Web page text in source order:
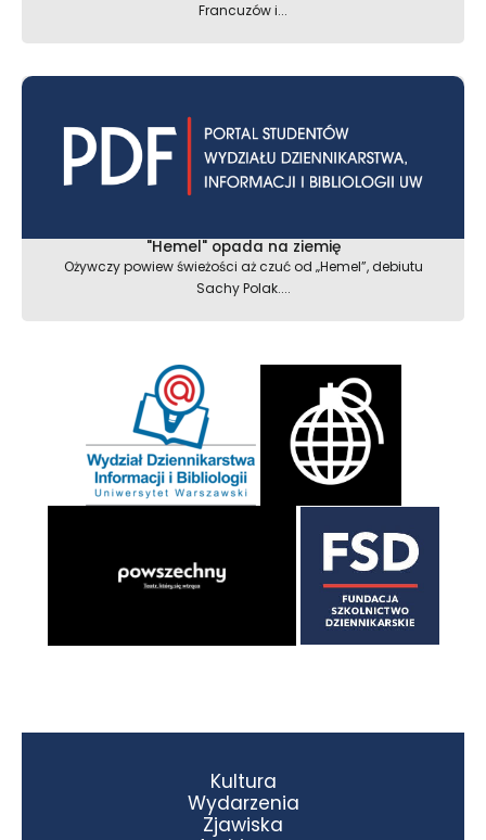
Francuzów i...
"Hemel" opada na ziemię
Ożywczy powiew świeżości aż czuć od „Hemel”, debiutu
Sachy Polak....
Kultura
Wydarzenia
Zjawiska